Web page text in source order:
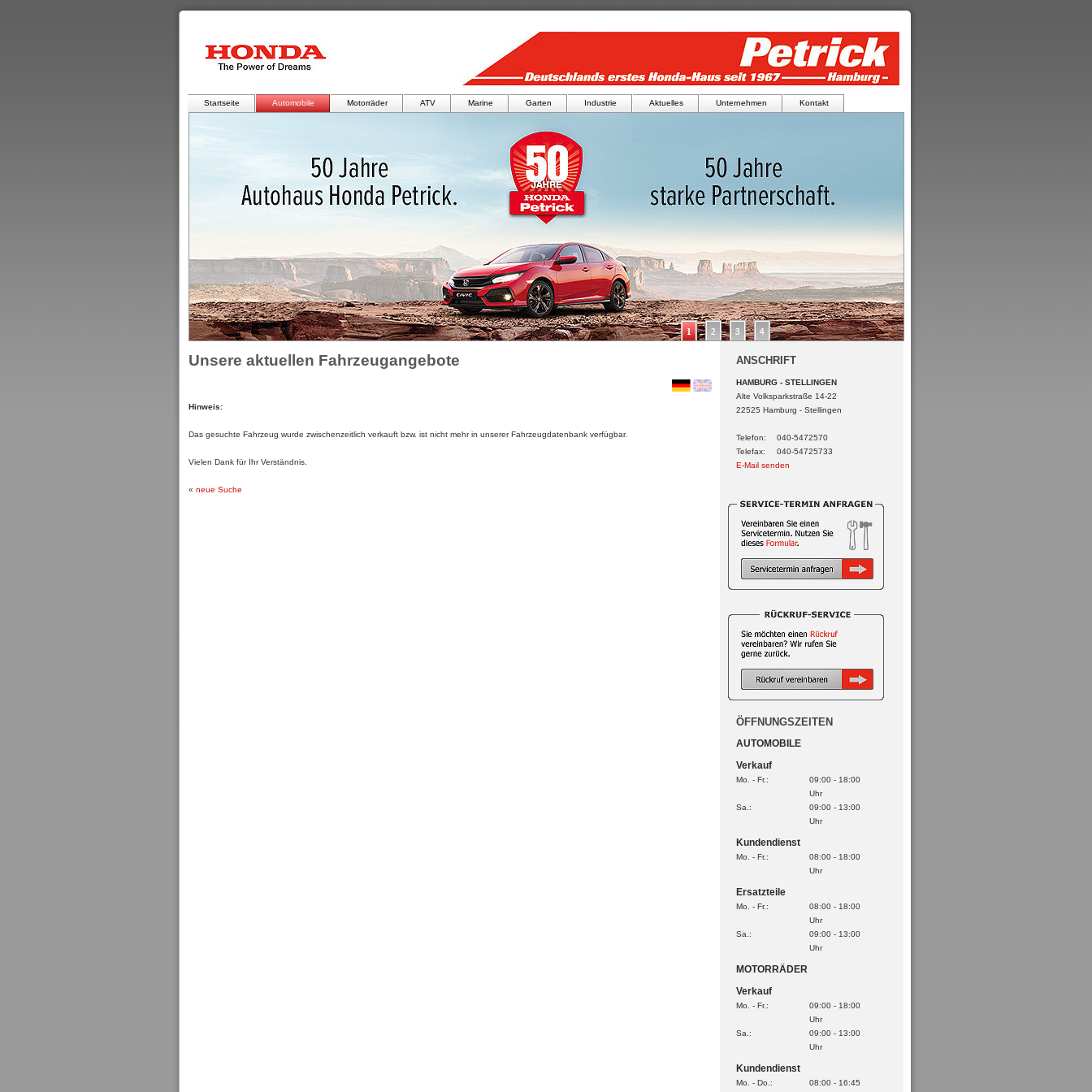
Startseite Automobile Motorräder ATV Marine Garten Industrie Aktuelles Unternehmen Kontakt
Unsere aktuellen Fahrzeugangebote
Hinweis:
Das gesuchte Fahrzeug wurde zwischenzeitlich verkauft bzw. ist nicht mehr in unserer Fahrzeugdatenbank verfügbar.
Vielen Dank für Ihr Verständnis.
« neue Suche
ANSCHRIFT
HAMBURG - STELLINGEN
Alte Volksparkstraße 14-22
22525 Hamburg - Stellingen
Telefon:
040-5472570
Telefax:
040-54725733
E-Mail senden
ÖFFNUNGSZEITEN
AUTOMOBILE
Verkauf
Mo. - Fr.:
09:00 - 18:00
Uhr
Sa.:
09:00 - 13:00
Uhr
Kundendienst
Mo. - Fr.:
08:00 - 18:00
Uhr
Ersatzteile
Mo. - Fr.:
08:00 - 18:00
Uhr
Sa.:
09:00 - 13:00
Uhr
MOTORRÄDER
Verkauf
Mo. - Fr.:
09:00 - 18:00
Uhr
Sa.:
09:00 - 13:00
Uhr
Kundendienst
Mo. - Do.: 08:00 - 16:45